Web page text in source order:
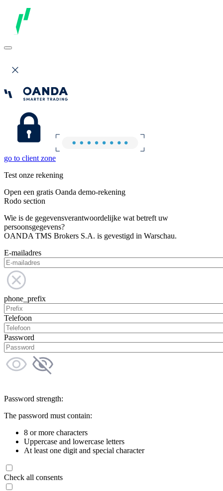
go to client zone
Test onze rekening
Open een gratis Oanda demo-rekening
Rodo section
Wie is de gegevensverantwoordelijke wat betreft uw
persoonsgegevens?
OANDA TMS Brokers S.A. is gevestigd in Warschau.
E-mailadres
phone_prefix
Telefoon
Password
Password strength:
The password must contain:
8 or more characters
Uppercase and lowercase letters
At least one digit and special character
Check all consents